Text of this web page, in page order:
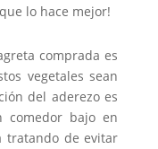
lo hace mejor!
comprada es
vegetales sean
del aderezo es
comedor bajo en
tratando de evitar